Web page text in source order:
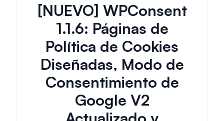
[NUEVO] WPConsent
1.1.6: Páginas de
Política de Cookies
Diseñadas, Modo de
Consentimiento de
Google V2